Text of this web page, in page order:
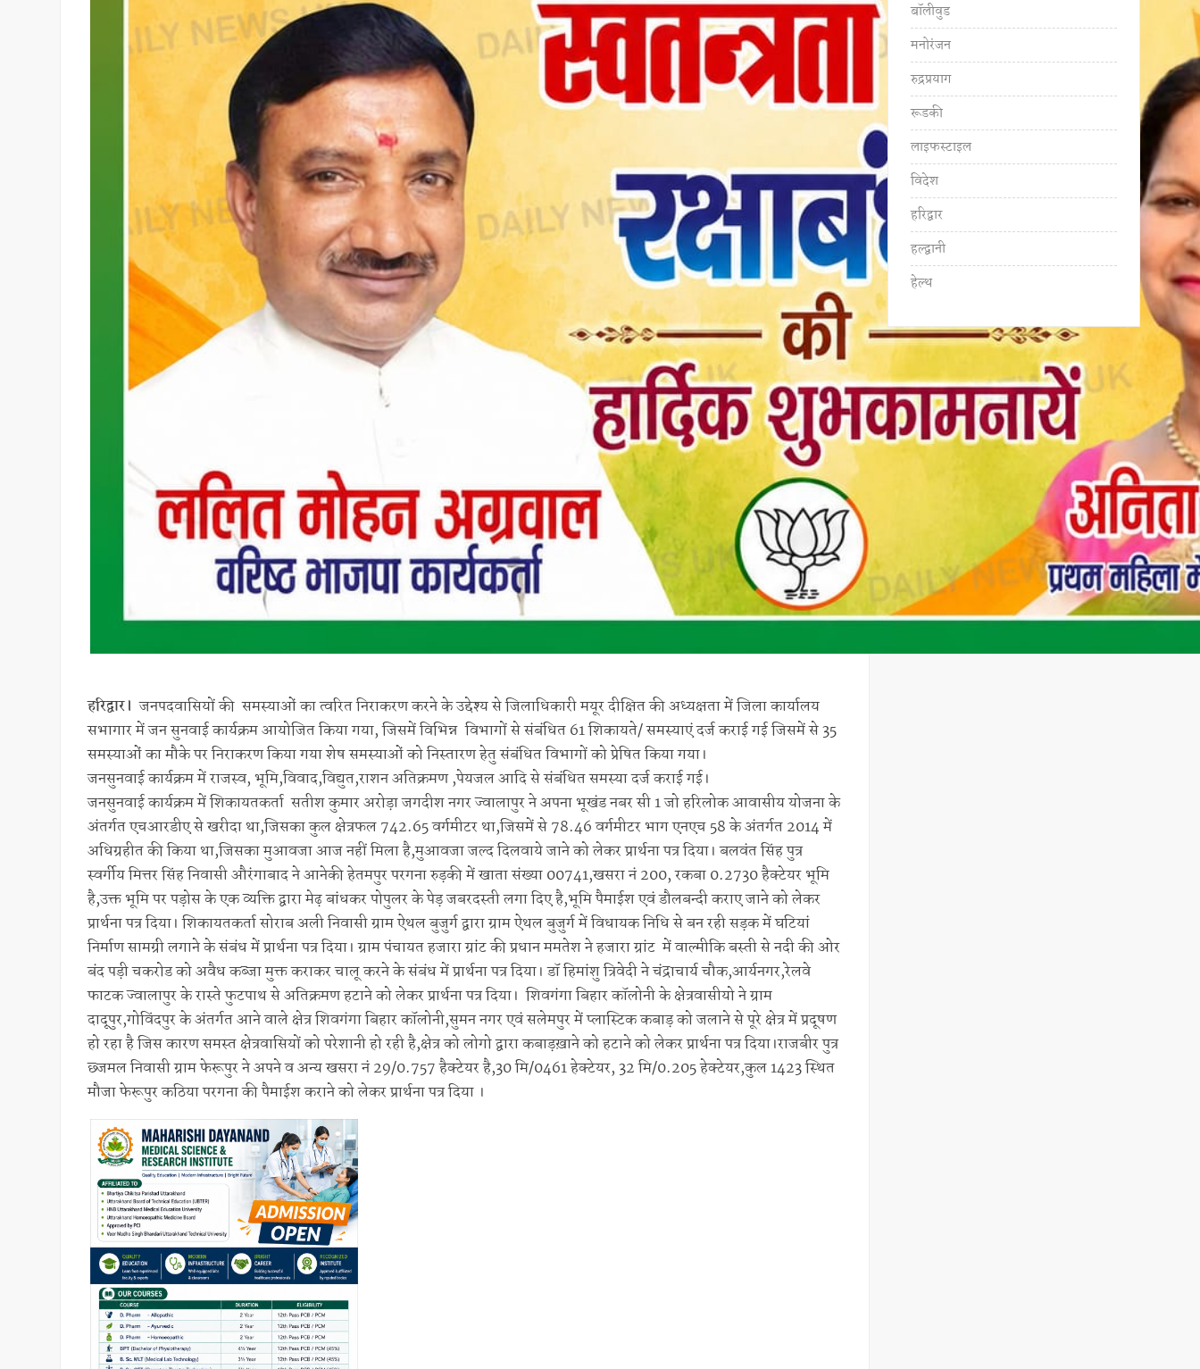
हरिद्वार। जनपदवासियों की समस्याओं का त्वरित निराकरण करने के उद्देश्य से जिलाधिकारी मयूर दीक्षित की अध्यक्षता में जिला कार्यालय
सभागार में जन सुनवाई कार्यक्रम आयोजित किया गया, जिसमें विभिन्न विभागों से संबंधित 61 शिकायते/ समस्याएं दर्ज कराई गई जिसमें से 35
समस्याओं का मौके पर निराकरण किया गया शेष समस्याओं को निस्तारण हेतु संबंधित विभागों को प्रेषित किया गया।
जनसुनवाई कार्यक्रम में राजस्व, भूमि,विवाद,विद्युत,राशन अतिक्रमण ,पेयजल आदि से संबंधित समस्या दर्ज कराई गई।
जनसुनवाई कार्यक्रम में शिकायतकर्ता सतीश कुमार अरोड़ा जगदीश नगर ज्वालापुर ने अपना भूखंड नबर सी 1 जो हरिलोक आवासीय योजना के
अंतर्गत एचआरडीए से खरीदा था,जिसका कुल क्षेत्रफल 742.65 वर्गमीटर था,जिसमें से 78.46 वर्गमीटर भाग एनएच 58 के अंतर्गत 2014 में
अधिग्रहीत की किया था,जिसका मुआवजा आज नहीं मिला है,मुआवजा जल्द दिलवाये जाने को लेकर प्रार्थना पत्र दिया। बलवंत सिंह पुत्र
स्वर्गीय मित्तर सिंह निवासी औरंगाबाद ने आनेकी हेतमपुर परगना रुड़की में खाता संख्या 00741,खसरा नं 200, रकबा 0.2730 हैक्टेयर भूमि
है,उक्त भूमि पर पड़ोस के एक व्यक्ति द्वारा मेढ़ बांधकर पोपुलर के पेड़ जबरदस्ती लगा दिए है,भूमि पैमाईश एवं डौलबन्दी कराए जाने को लेकर
प्रार्थना पत्र दिया। शिकायतकर्ता सोराब अली निवासी ग्राम ऐथल बुजुर्ग द्वारा ग्राम ऐथल बुजुर्ग में विधायक निधि से बन रही सड़क में घटियां
निर्माण सामग्री लगाने के संबंध में प्रार्थना पत्र दिया। ग्राम पंचायत हजारा ग्रांट की प्रधान ममतेश ने हजारा ग्रांट में वाल्मीकि बस्ती से नदी की ओर
बंद पड़ी चकरोड को अवैध कब्जा मुक्त कराकर चालू करने के संबंध में प्रार्थना पत्र दिया। डॉ हिमांशु त्रिवेदी ने चंद्राचार्य चौक,आर्यनगर,रेलवे
फाटक ज्वालापुर के रास्ते फुटपाथ से अतिक्रमण हटाने को लेकर प्रार्थना पत्र दिया। शिवगंगा बिहार कॉलोनी के क्षेत्रवासीयो ने ग्राम
दादूपुर,गोविंदपुर के अंतर्गत आने वाले क्षेत्र शिवगंगा बिहार कॉलोनी,सुमन नगर एवं सलेमपुर में प्लास्टिक कबाड़ को जलाने से पूरे क्षेत्र में प्रदूषण
हो रहा है जिस कारण समस्त क्षेत्रवासियों को परेशानी हो रही है,क्षेत्र को लोगो द्वारा कबाड़ख़ाने को हटाने को लेकर प्रार्थना पत्र दिया।राजबीर पुत्र
छ्जमल निवासी ग्राम फेरूपुर ने अपने व अन्य खसरा नं 29/0.757 हैक्टेयर है,30 मि/0461 हेक्टेयर, 32 मि/0.205 हेक्टेयर,कुल 1423 स्थित
मौजा फेरूपुर कठिया परगना की पैमाईश कराने को लेकर प्रार्थना पत्र दिया ।
बॉलीवुड
मनोरंजन
रुद्रप्रयाग
रूडकी
लाइफस्टाइल
विदेश
हरिद्वार
हल्द्वानी
हेल्थ